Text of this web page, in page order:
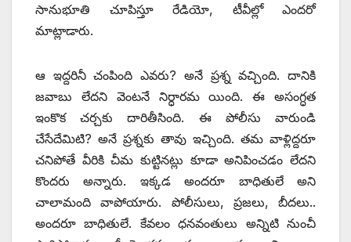
సానుభూతి చూపిస్తూ రేడియో, టీవీల్లో ఎందరో
మాట్లాడారు.
ఆ ఇద్దరినీ చంపింది ఎవరు? అనే ప్రశ్న వచ్చింది. దానికి
జవాబు లేదని వెంటనే నిర్ధారమ యింది. ఈ అసంగ్ధత
ఇంకొక చర్చకు దారితీసింది. ఈ పోలీసు వారుండి
చేసేదేమిటి? అనే ప్రశ్నకు తావు ఇచ్చింది. తమ వాళ్లిద్దరూ
చనిపోతే వీరికి చీమ కుట్టినట్లు కూడా అనిపించడం లేదని
కొందరు అన్నారు. ఇక్కడ అందరూ బాధితులే అని
చాలామంది వాపోయారు. పోలీసులు, ప్రజలు, బీదలు..
అందరూ బాధితులే. కేవలం ధనవంతులు అన్నిటి నుంచీ